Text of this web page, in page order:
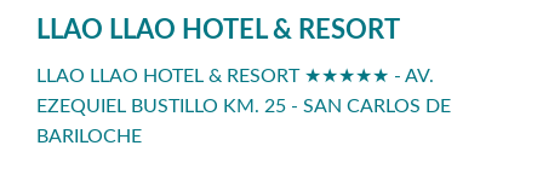
LLAO LLAO HOTEL & RESORT
LLAO LLAO HOTEL & RESORT ★★★★★ - AV.
EZEQUIEL BUSTILLO KM. 25 - SAN CARLOS DE
BARILOCHE